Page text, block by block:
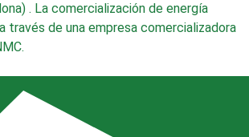
. La comercialización de energía
través de una empresa comercializadora